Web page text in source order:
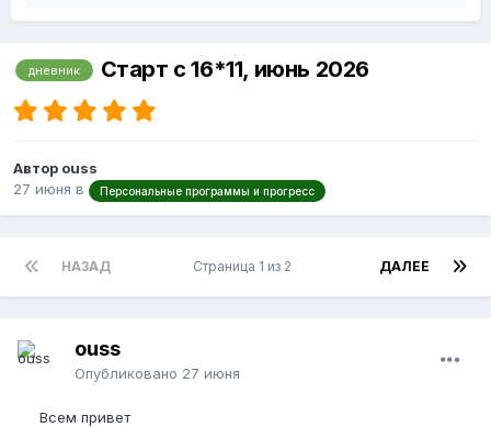
дневник Старт с 16*11, июнь 2026
Автор ouss
27 июня в Персональные программы и прогресс
НАЗАД ДАЛЕЕ
Страница 1 из 2
ouss
Опубликовано 27 июня
Всем привет